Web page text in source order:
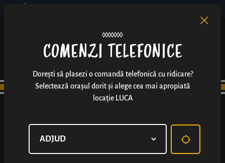
COMENZI TELEFONICE
Dorești să plasezi o comandă telefonică cu ridicare?
Selectează orașul dorit și alege cea mai apropiată
locație LUCA